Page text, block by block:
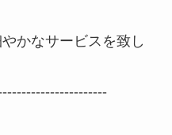
かなサービスを致し